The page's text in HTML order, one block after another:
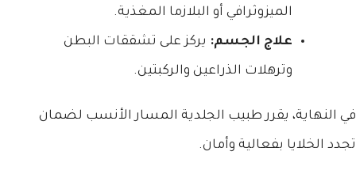
الميزوثرافي أو البلازما المغذية.
علاج الجسم: يركز على تشققات البطن
وترهلات الذراعين والركبتين.
في النهاية، يقرر طبيب الجلدية المسار الأنسب لضمان
تجدد الخلايا بفعالية وأمان.